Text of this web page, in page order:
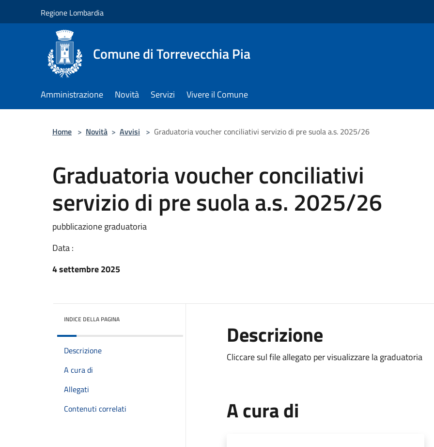
Regione Lombardia
Comune di Torrevecchia Pia
Amministrazione Novità Servizi Vivere il Comune
Home > Novità > Avvisi > Graduatoria voucher conciliativi servizio di pre suola a.s. 2025/26
Graduatoria voucher conciliativi
servizio di pre suola a.s. 2025/26
pubblicazione graduatoria
Data :
4 settembre 2025
INDICE DELLA PAGINA
Descrizione
A cura di
Allegati
Contenuti correlati
Descrizione
Cliccare sul file allegato per visualizzare la graduatoria
A cura di